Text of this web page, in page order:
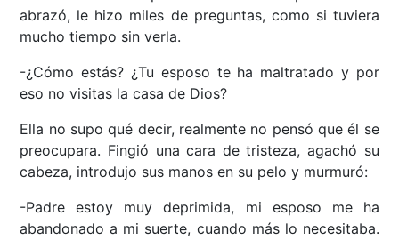
abrazó, le hizo miles de preguntas, como si tuviera
mucho tiempo sin verla.
-¿Cómo estás? ¿Tu esposo te ha maltratado y por
eso no visitas la casa de Dios?
Ella no supo qué decir, realmente no pensó que él se
preocupara. Fingió una cara de tristeza, agachó su
cabeza, introdujo sus manos en su pelo y murmuró:
-Padre estoy muy deprimida, mi esposo me ha
abandonado a mi suerte, cuando más lo necesitaba.